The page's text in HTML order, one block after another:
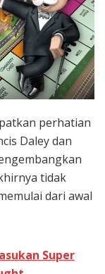
perhatian
Daley dan
tidak
dari awal
Super